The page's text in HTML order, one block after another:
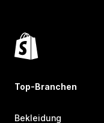
Top-Branchen
Bekleidung